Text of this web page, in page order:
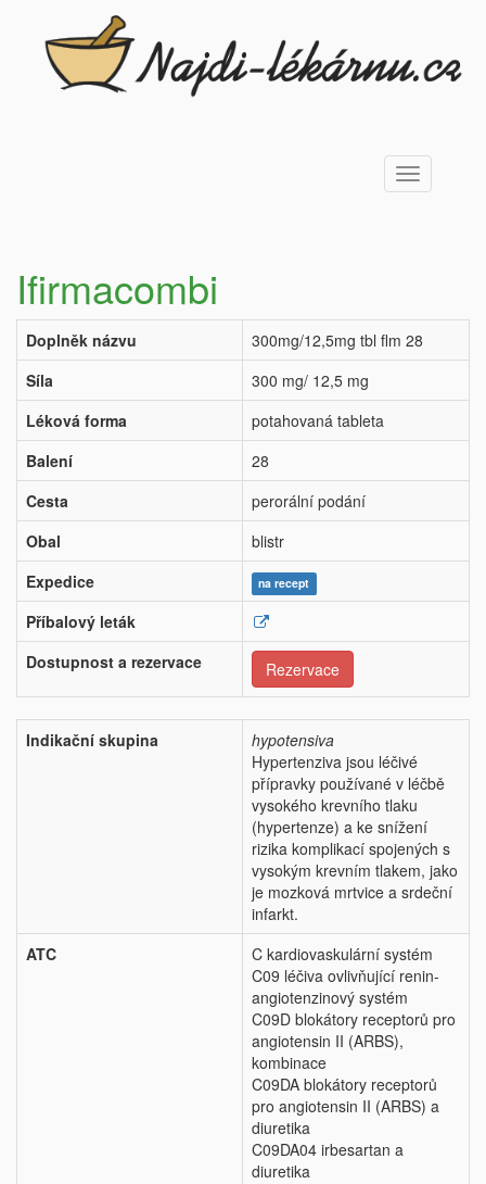
Toggle
navigation
Ifirmacombi
Doplněk názvu
300mg/12,5mg tbl flm 28
Síla
300 mg/ 12,5 mg
Léková forma
potahovaná tableta
Balení
28
Cesta
perorální podání
Obal
blistr
Expedice
na recept
Příbalový leták
Dostupnost a rezervace
Rezervace
Indikační skupina
hypotensiva
Hypertenziva jsou léčivé
přípravky používané v léčbě
vysokého krevního tlaku
(hypertenze) a ke snížení
rizika komplikací spojených s
vysokým krevním tlakem, jako
je mozková mrtvice a srdeční
infarkt.
ATC
C kardiovaskulární systém
C09 léčiva ovlivňující renin-
angiotenzinový systém
C09D blokátory receptorů pro
angiotensin II (ARBS),
kombinace
C09DA blokátory receptorů
pro angiotensin II (ARBS) a
diuretika
C09DA04 irbesartan a
diuretika